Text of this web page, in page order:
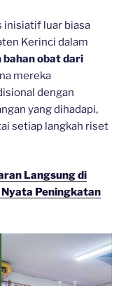
inisiatif luar biasa
Kerinci dalam
bahan obat dari
mereka
dengan
yang dihadapi,
setiap langkah riset
Langsung di
Nyata Peningkatan